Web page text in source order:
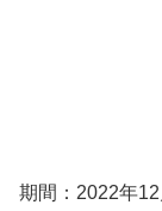
期間：2022年